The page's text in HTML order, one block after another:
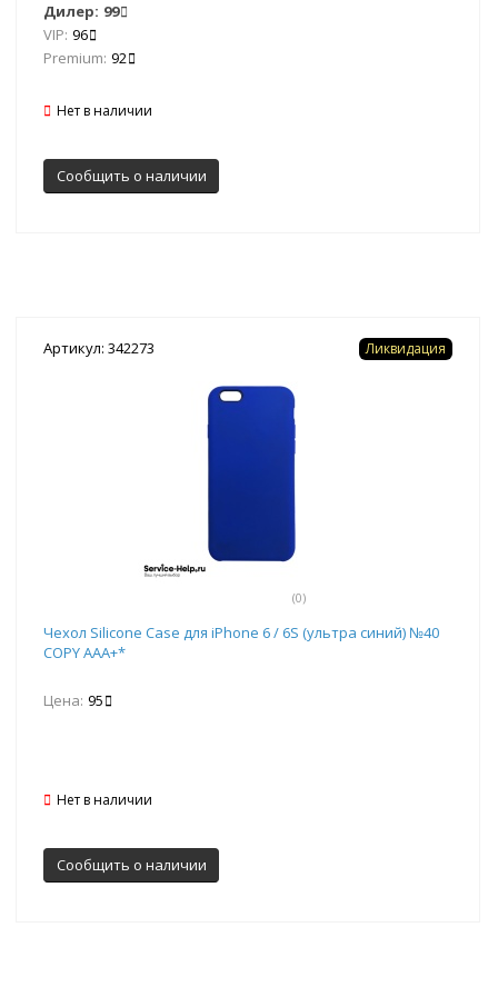
Дилер: 99
VIP: 96
Premium: 92
Нет в наличии
Сообщить о наличии
Артикул: 342273
(0)
Ликвидация
Чехол Silicone Case для iPhone 6 / 6S (ультра синий) №40
COPY AAA+*
Цена: 95
Нет в наличии
Сообщить о наличии